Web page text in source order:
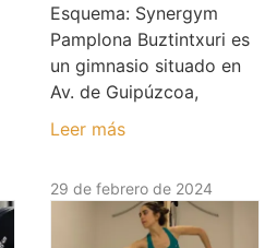
Esquema: Synergym
Pamplona Buztintxuri es
un gimnasio situado en
Av. de Guipúzcoa,
Leer más
29 de febrero de 2024